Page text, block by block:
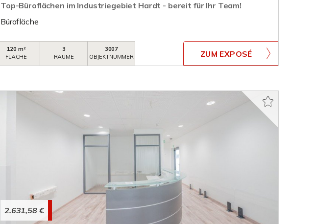
Top-Büroflächen im Industriegebiet Hardt - bereit für Ihr Team!
Bürofläche
120 m²
FLÄCHE
3
RÄUME
3007
OBJEKTNUMMER
ZUM EXPOSÉ
2.631,58 €